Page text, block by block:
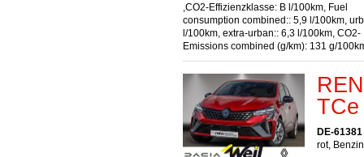
,CO2-Effizienzklasse: B l/100km, Fuel
consumption combined:: 5,9 l/100km,
l/100km, extra-urban:: 6,3 l/100km, CO2-
Emissions combined (g/km): 131 g/
DE-
rot,